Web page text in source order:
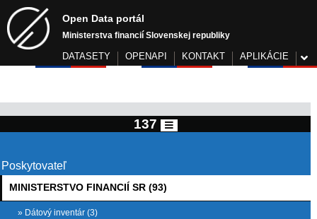
Open Data portál
Ministerstva financií Slovenskej republiky
DATASETY OPENAPI KONTAKT APLIKÁCIE
137
Poskytovateľ
MINISTERSTVO FINANCIÍ SR (93)
» Dátový inventár (3)